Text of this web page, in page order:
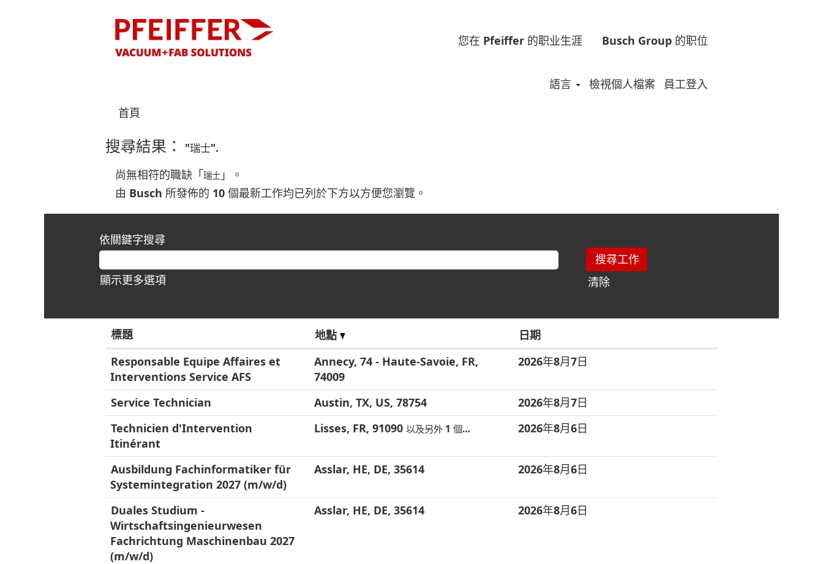
您在 Pfeiffer 的职业生涯 Busch Group 的职位
語言 檢視個人檔案
員工登入
首頁
搜尋結果：
"瑞士".
尚無相符的職缺「瑞士 」。
由 Busch 所發佈的 10 個最新工作均已列於下方以方便您瀏覽。
依關鍵字搜尋
顯示更多選項 清除
標題 地點
日期
Responsable Equipe Affaires et
Interventions Service AFS
Annecy, 74 - Haute-Savoie, FR,
74009
2026年8月7日
Service Technician Austin, TX, US, 78754
2026年8月7日
Technicien d'Intervention
Itinérant
Lisses, FR, 91090 以及另外 1 個… 2026年8月6日
Ausbildung Fachinformatiker für
Systemintegration 2027 (m/w/d)
Asslar, HE, DE, 35614 2026年8月6日
Duales Studium -
Wirtschaftsingenieurwesen
Fachrichtung Maschinenbau 2027
(m/w/d)
Asslar, HE, DE, 35614 2026年8月6日